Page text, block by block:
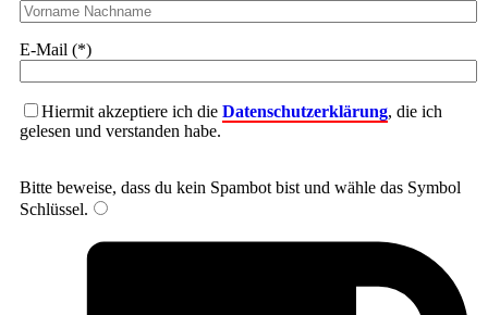
E-Mail (*)
Hiermit akzeptiere ich die Datenschutzerklärung, die ich
gelesen und verstanden habe.
Bitte beweise, dass du kein Spambot bist und wähle das Symbol
Schlüssel.